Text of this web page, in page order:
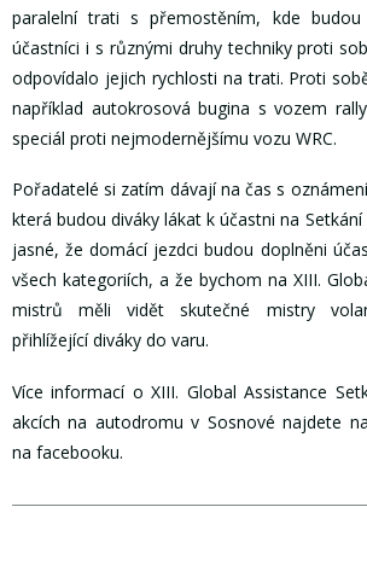
paralelní trati s přemostěním, kde
účastníci i s různými druhy techniky proti
odpovídalo jejich rychlosti na trati. Proti
například autokrosová bugina s vozem
speciál proti nejmodernějšímu vozu WRC.
Pořadatelé si zatím dávají na čas s
která budou diváky lákat k účastni na
jasné, že domácí jezdci budou doplněni
všech kategoriích, a že bychom na XIII.
mistrů měli vidět skutečné mistry
přihlížející diváky do varu.
Více informací o XIII. Global Assistance
akcích na autodromu v Sosnové najdete na
na facebooku.